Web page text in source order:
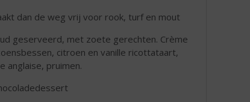
dan de weg vrij voor rook, turf en mout
geserveerd, met zoete gerechten. Crème
citroen en vanille ricottataart,
anglaise, pruimen.